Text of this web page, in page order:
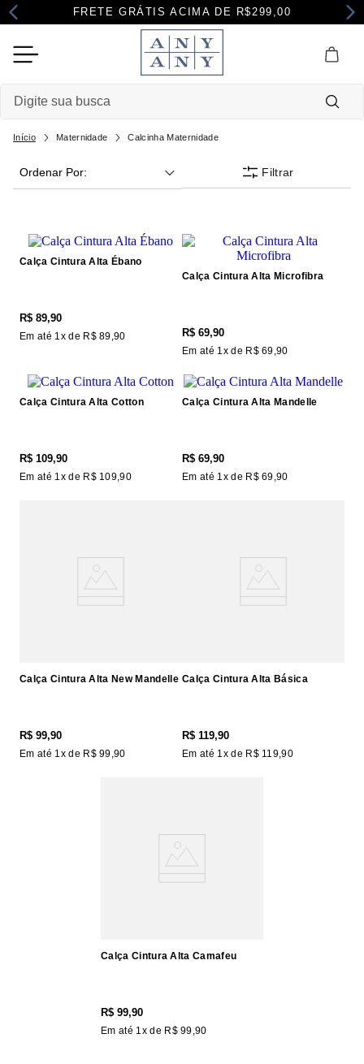
FRETE GRÁTIS ACIMA DE R$299,00
Maternidade Calcinha Maternidade
Ordenar Por Filtrar
Calça Cintura Alta Ébano
R$ 89,90
Em até 1x de R$ 89,90
Calça Cintura Alta Microfibra
R$ 69,90
Em até 1x de R$ 69,90
Calça Cintura Alta Cotton
R$ 109,90
Em até 1x de R$ 109,90
Calça Cintura Alta Mandelle
R$ 69,90
Em até 1x de R$ 69,90
Calça Cintura Alta New Mandelle
R$ 99,90
Em até 1x de R$ 99,90
Calça Cintura Alta Básica
R$ 119,90
Em até 1x de R$ 119,90
Calça Cintura Alta Camafeu
R$ 99,90
Em até 1x de R$ 99,90
Termos mais buscados
1º camisola
4º robe